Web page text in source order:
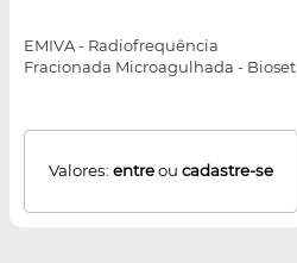
EMIVA - Radiofrequência
Fracionada Microagulhada - Bioset
Valores: entreou cadastre-se